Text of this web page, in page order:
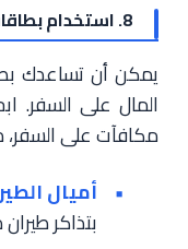
8. استخدام بطاقات الائتمان والمكافآت
يمكن أن تساعدك
المال على السفر.
مكافآت على السفر،
أميال
بتذاكر